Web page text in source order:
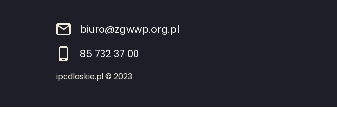
biuro@zgwwp.org.pl
85 732 37 00
ipodlaskie.pl © 2023